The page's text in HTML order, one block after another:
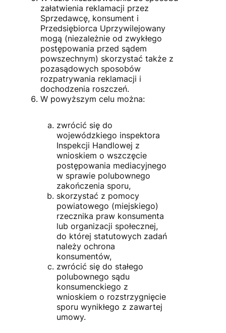
załatwienia reklamacji przez
Sprzedawcę, konsument i
Przedsiębiorca Uprzywilejowany
mogą (niezależnie od zwykłego
postępowania przed sądem
powszechnym) skorzystać także z
pozasądowych sposobów
rozpatrywania reklamacji i
dochodzenia roszczeń.
W powyższym celu można:
zwrócić się do
wojewódzkiego inspektora
Inspekcji Handlowej z
wnioskiem o wszczęcie
postępowania mediacyjnego
w sprawie polubownego
zakończenia sporu,
skorzystać z pomocy
powiatowego (miejskiego)
rzecznika praw konsumenta
lub organizacji społecznej,
do której statutowych zadań
należy ochrona
konsumentów,
zwrócić się do stałego
polubownego sądu
konsumenckiego z
wnioskiem o rozstrzygnięcie
sporu wynikłego z zawartej
umowy.